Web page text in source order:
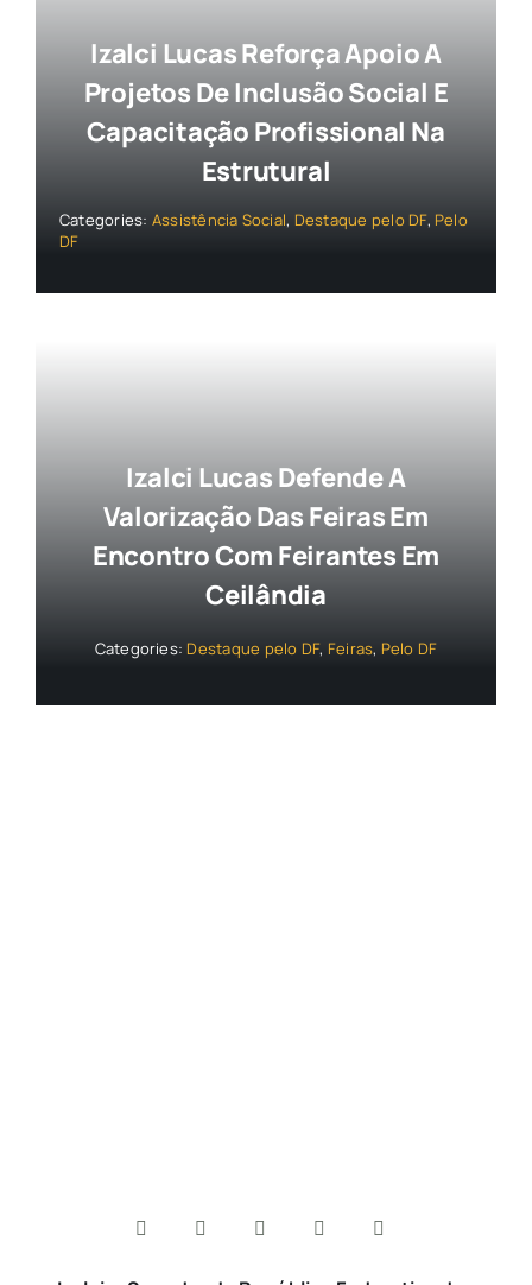
Izalci Lucas Reforça Apoio A
Projetos De Inclusão Social E
Capacitação Profissional Na
Estrutural
Categories: Assistência Social, Destaque pelo DF, Pelo
DF
Izalci Lucas Defende A
Valorização Das Feiras Em
Encontro Com Feirantes Em
Ceilândia
Categories: Destaque pelo DF, Feiras, Pelo DF